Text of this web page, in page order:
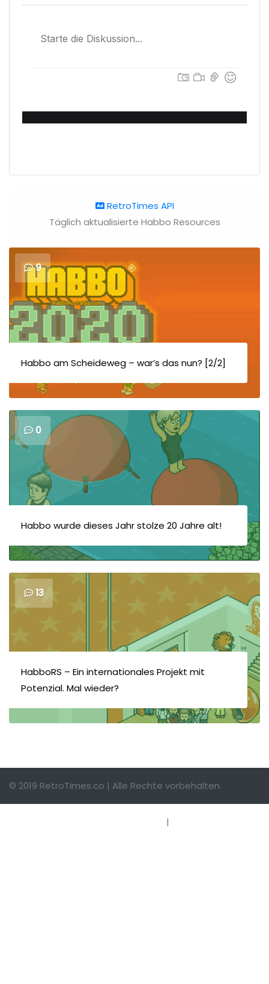
RetroTimes API
Täglich aktualisierte Habbo Resources
9
Habbo am Scheideweg – war’s das nun? [2/2]
0
Habbo wurde dieses Jahr stolze 20 Jahre alt!
13
HabboRS – Ein internationales Projekt mit
Potenzial. Mal wieder?
© 2019 RetroTimes.co | Alle Rechte vorbehalten.
|